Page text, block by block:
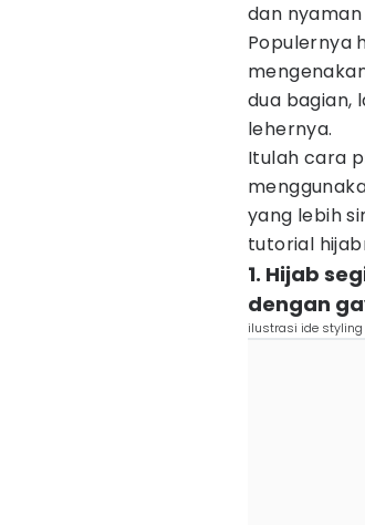
dan
Populernya
dua bagian,
lehernya.
Itulah cara
yang lebih
tutorial
1. Hijab
dengan
ilustrasi ide